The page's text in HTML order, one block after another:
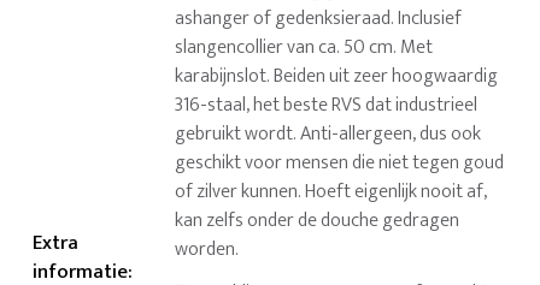
Extra
informatie:
ashanger of gedenksieraad. Inclusief
slangencollier van ca. 50 cm. Met
karabijnslot. Beiden uit zeer hoogwaardig
316-staal, het beste RVS dat industrieel
gebruikt wordt. Anti-allergeen, dus ook
geschikt voor mensen die niet tegen goud
of zilver kunnen. Hoeft eigenlijk nooit af,
kan zelfs onder de douche gedragen
worden.